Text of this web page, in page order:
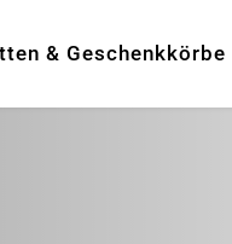
& Geschenkkörbe